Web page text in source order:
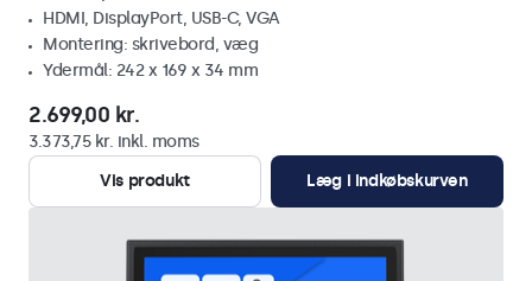
HDMI, DisplayPort, USB-C, VGA
Montering: skrivebord, væg
Ydermål: 242 x 169 x 34 mm
2.699,00 kr.
3.373,75 kr. inkl. moms
Vis produkt
Læg i indkøbskurven